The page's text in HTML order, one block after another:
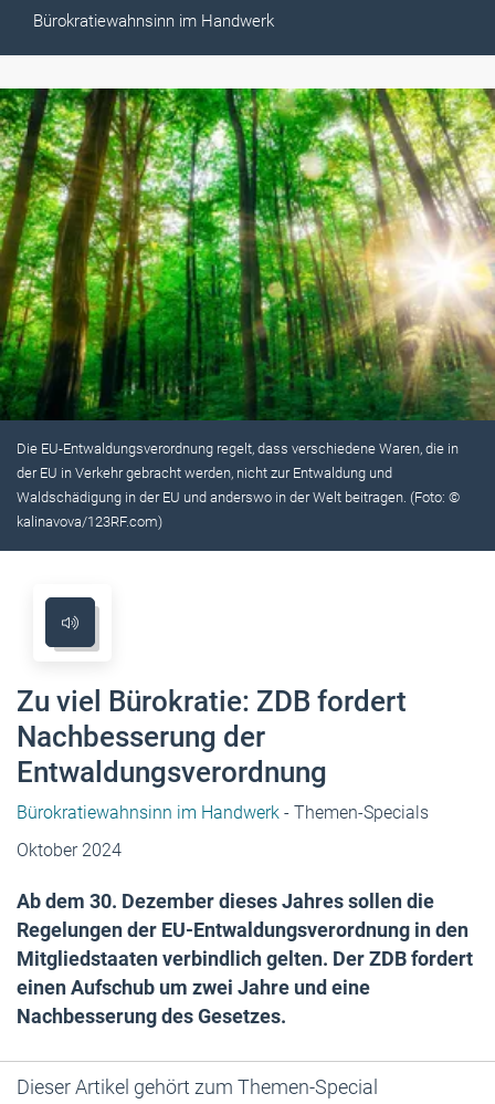
Bürokratiewahnsinn im Handwerk
Die EU-Entwaldungsverordnung regelt, dass verschiedene Waren, die in
der EU in Verkehr gebracht werden, nicht zur Entwaldung und
Waldschädigung in der EU und anderswo in der Welt beitragen. (Foto: ©
kalinavova/123RF.com)
Zu viel Bürokratie: ZDB fordert
Nachbesserung der
Entwaldungsverordnung
Bürokratiewahnsinn im Handwerk - Themen-Specials
Oktober 2024
Ab dem 30. Dezember dieses Jahres sollen die
Regelungen der EU-Entwaldungsverordnung in den
Mitgliedstaaten verbindlich gelten. Der ZDB fordert
einen Aufschub um zwei Jahre und eine
Nachbesserung des Gesetzes.
Dieser Artikel gehört zum Themen-Special